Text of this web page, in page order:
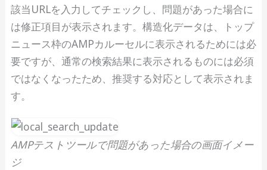
該当URLを入力してチェックし、問題があった場合に
は修正項目が表示されます。構造化データは、トップ
ニュース枠のAMPカルーセルに表示されるためには必
要ですが、通常の検索結果に表示されるものには必須
ではなくなったため、推奨する対応として表示されま
す。
AMPテストツールで問題があった場合の画面イメー
ジ